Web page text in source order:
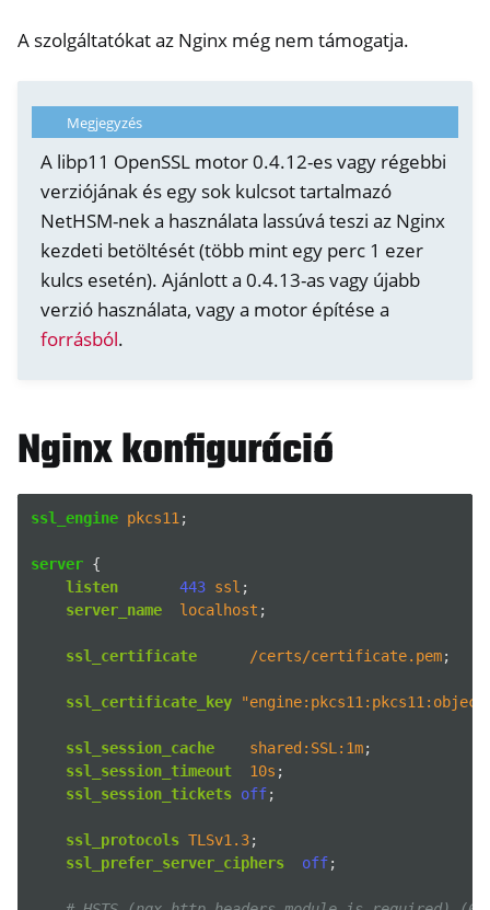
navigation of Container
navigation of Compatible Software
navigation of NitroWall
navigation of NitroWall NW750
A szolgáltatókat az Nginx még nem támogatja.
Megjegyzés
A libp11 OpenSSL motor 0.4.12-es vagy régebbi
verziójának és egy sok kulcsot tartalmazó
NetHSM-nek a használata lassúvá teszi az Nginx
kezdeti betöltését (több mint egy perc 1 ezer
kulcs esetén). Ajánlott a 0.4.13-as vagy újabb
verzió használata, vagy a motor építése a
forrásból.
Nginx konfiguráció
ssl_engine pkcs11 ;
server {
listen
443 ssl ;
server_name
localhost ;
ssl_certificate /certs/certificate.pem;
ssl_certificate_key
ssl_session_cache shared:SSL:1m;
ssl_session_timeout
10s ;
ssl_session_tickets off;
ssl_protocols TLSv1.3;
ssl_prefer_server_ciphers
off;